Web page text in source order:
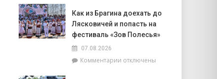
местности
лидируют
Полесья»
приглашает
в
уголок
Как из Брагина доехать до
Лясковичей и попасть на
фестиваль «Зов Полесья»
07.08.2026
Комментариикотключены